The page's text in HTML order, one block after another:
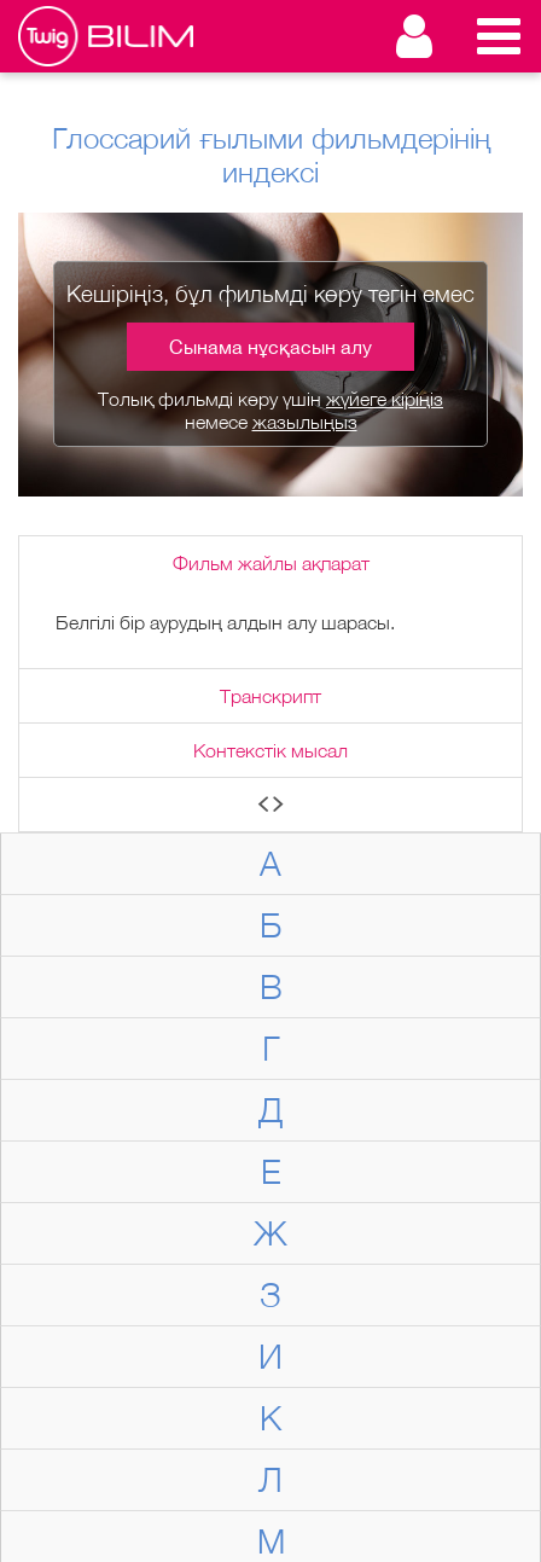
Глоссарий ғылыми фильмдерінің
индексі
А
Б
В
Г
Д
Е
Ж
З
И
К
Л
М
Кешіріңіз, бұл фильмді көру тегін емес
Сынама нұсқасын алу
Толық фильмді көру үшінжүйеге кіріңіз
немесе жазылыңыз
Фильм жайлы ақпарат
Белгілі бір аурудың алдын алу шарасы.
Транскрипт
Контекстік мысал